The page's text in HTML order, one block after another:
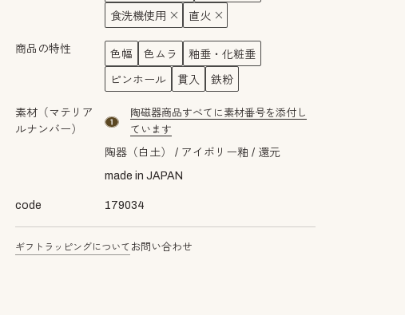
食洗機使用 直火
商品の特性 色幅 色ムラ 釉垂・化粧垂
ピンホール 貫入 鉄粉
素材（マテリア
ルナンバー）
material number1
陶磁器商品すべてに素材番号を添付し
ています
陶器（白土） アイボリー釉
還元
made in JAPAN
code 179034
ギフトラッピングについて お問い合わせ